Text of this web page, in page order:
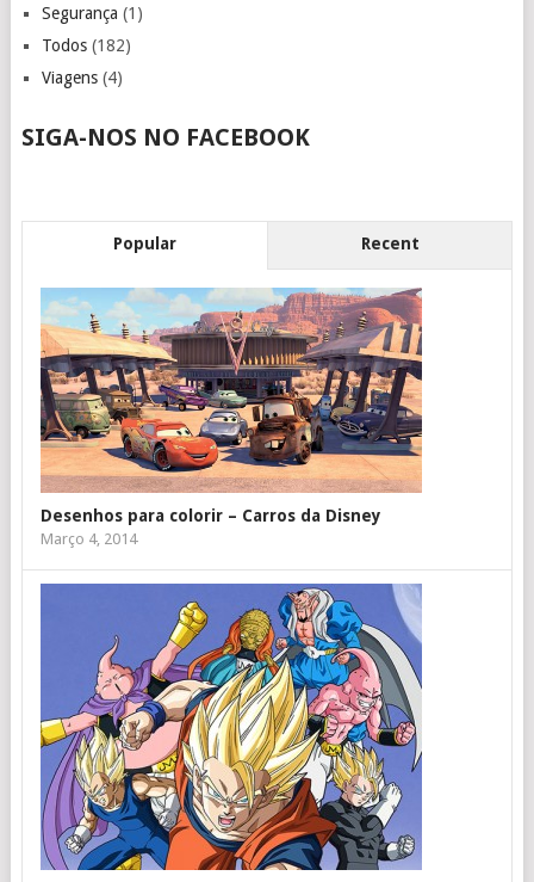
Segurança (1)
Todos(182)
Viagens(4)
SIGA-NOS NO FACEBOOK
Popular Recent
Desenhos para colorir – Carros da Disney
Março 4, 2014